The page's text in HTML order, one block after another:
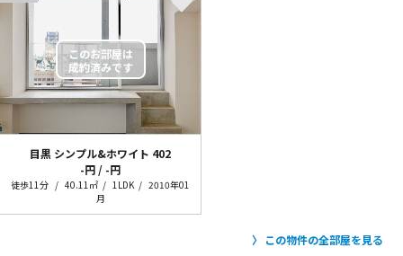
目黒 シンプル&ホワイト 402
-円 / -円
徒歩11分 40.11㎡ 1LDK
2010年01
月
この物件の全部屋を見る